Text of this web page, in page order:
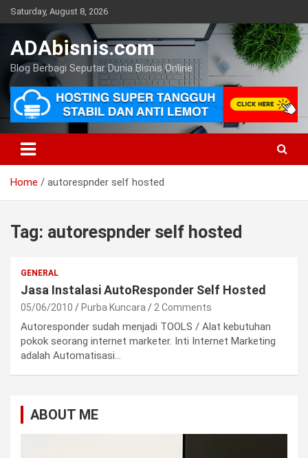
Skip
to
Saturday, August 8, 2026
ADAbisnis.com
Blog Berbagi Seputar Dunia Bisnis Online
Home autorespnder self hosted
Tag: autorespnder self hosted
GENERAL
Jasa Instalasi AutoResponder Self Hosted
05/06/2010 Purba Kuncara 2 Comments
Autoresponder sudah menjadi TOOLS / Alat kebutuhan
pokok seorang internet marketer. Inti Internet Marketing
adalah Automatisasi…
ABOUT ME